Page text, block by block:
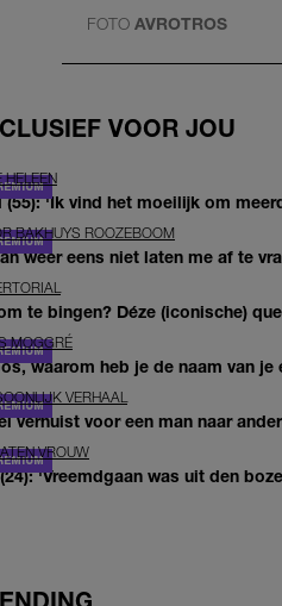
FOTO AVROTROS
VOOR JOU
HELEEN
(55): 'Ik vind het moeilijk om
BAKHUYS ROOZEBOOM
weer eens niet laten me af te
te bingen? Déze (iconische)
MOGGRÉ
waarom heb je de naam van
VERHAAL
verhuist voor een man naar
VROUW
'Vreemdgaan was uit den